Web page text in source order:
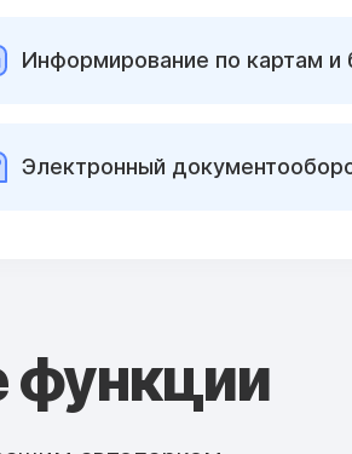
Информирование по картам и
Электронный
функции